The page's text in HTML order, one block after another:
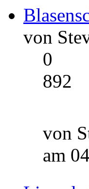
von
0
892
von
am